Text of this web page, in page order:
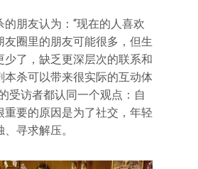
朋友认为：“现在的人喜欢
友圈里的朋友可能很多，但生
少了，缺乏更深层次的联系和
本杀可以带来很实际的互动体
受访者都认同一个观点：自
重要的原因是为了社交，年轻
寻求解压。